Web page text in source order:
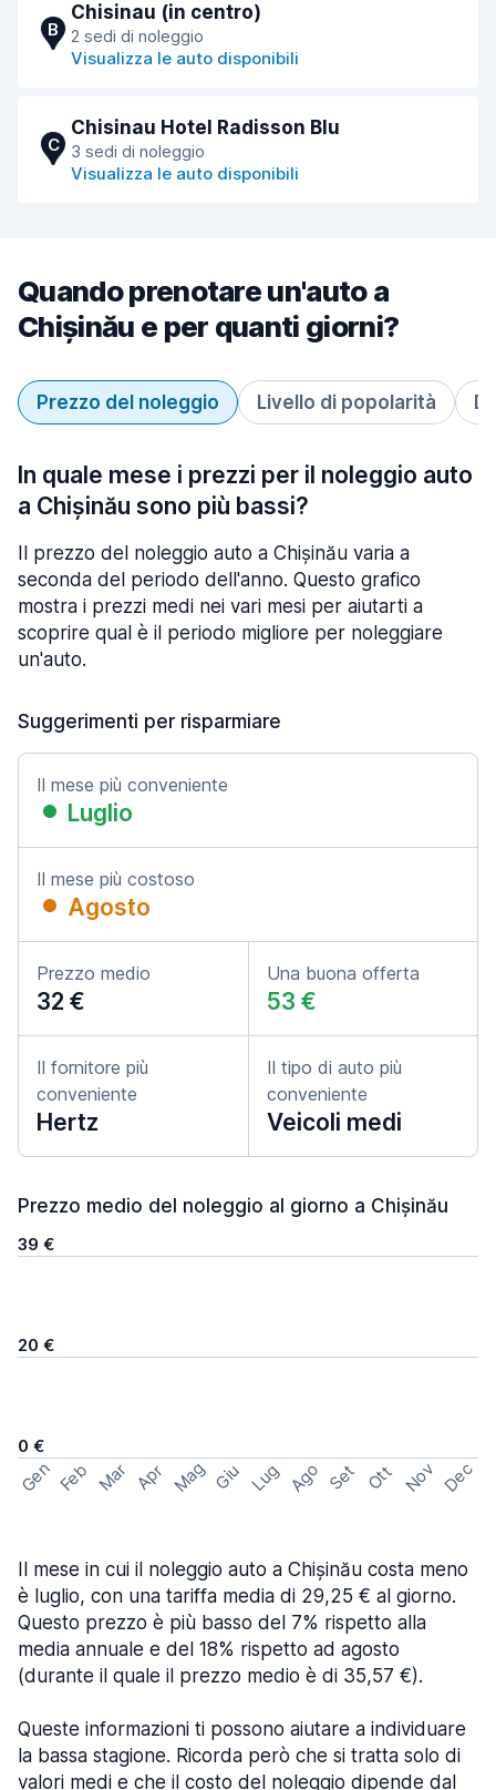
B
Chisinau (in centro)
2 sedi di noleggio
Visualizza le auto disponibili
C
Chisinau Hotel Radisson Blu
3 sedi di noleggio
Visualizza le auto disponibili
Quando prenotare un'auto a
Chișinău e per quanti giorni?
Prezzo del noleggio Livello di popolarità
In quale mese i prezzi per il noleggio auto
a Chișinău sono più bassi?
Il prezzo del noleggio auto a Chișinău varia a
seconda del periodo dell'anno. Questo grafico
mostra i prezzi medi nei vari mesi per aiutarti a
scoprire qual è il periodo migliore per noleggiare
un'auto.
Suggerimenti per risparmiare
Il mese più conveniente
Luglio
Il mese più costoso
Agosto
Prezzo medio
32 €
Una buona offerta
53 €
Il fornitore più
conveniente
Hertz
Il tipo di auto più
conveniente
Veicoli medi
Prezzo medio del noleggio al giorno a Chișinău
39 €
20 €
0 €
Gen Feb Mar Apr Mag Giu Lug Ago Set Ott Nov Dec
Il mese in cui il noleggio auto a Chișinău costa meno
è luglio, con una tariffa media di 29,25 € al giorno.
Questo prezzo è più basso del 7% rispetto alla
media annuale e del 18% rispetto ad agosto
(durante il quale il prezzo medio è di 35,57 €).
Queste informazioni ti possono aiutare a individuare
la bassa stagione. Ricorda però che si tratta solo di
valori medi e che il costo del noleggio dipende dal